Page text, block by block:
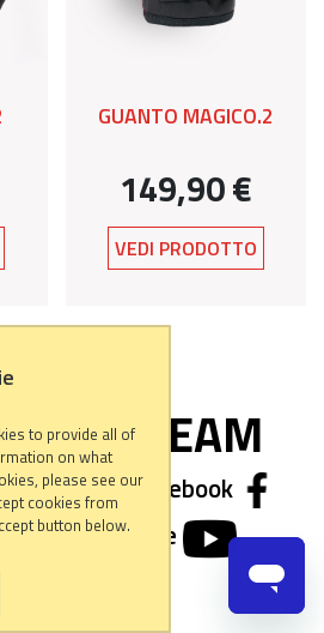
to provide all of
on what
please see our
cookies from
button below.
GUANTO MAGICO.2
149,90 €
VEDI PRODOTTO
OUR TEAM
us on Facebook
or Youtube